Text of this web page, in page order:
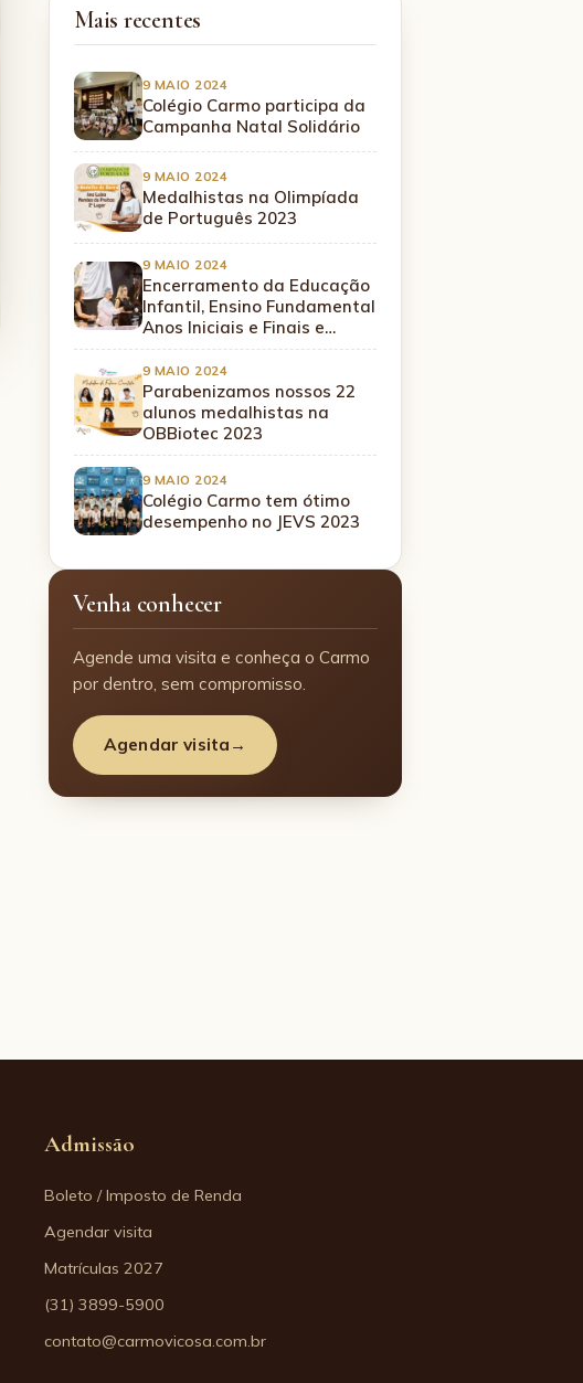
Mais recentes
9 MAIO 2024
Colégio Carmo participa da
Campanha Natal Solidário
9 MAIO 2024
Medalhistas na Olimpíada
de Português 2023
9 MAIO 2024
Encerramento da Educação
Infantil, Ensino Fundamental
Anos Iniciais e Finais e…
9 MAIO 2024
Parabenizamos nossos 22
alunos medalhistas na
OBBiotec 2023
9 MAIO 2024
Colégio Carmo tem ótimo
desempenho no JEVS 2023
Venha conhecer
Agende uma visita e conheça o Carmo
por dentro, sem compromisso.
Agendar visita →
Admissão
Boleto / Imposto de Renda
Agendar visita
Matrículas 2027
(31) 3899-5900
contato@carmovicosa.com.br